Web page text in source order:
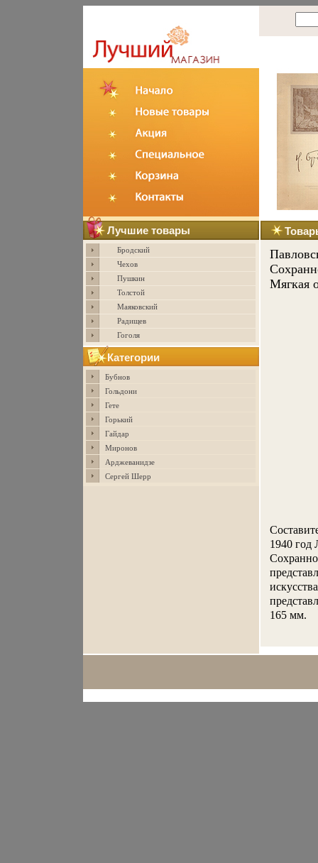
Лучшие товары
Бродский
Чехов
Пушкин
Толстой
Маяковский
Радищев
Гоголя
Категории
Бубнов
Гольдони
Гете
Горький
Гайдар
Миронов
Арджеванидзе
Сергей Шерр
Мягкая
1940 год
165 мм.